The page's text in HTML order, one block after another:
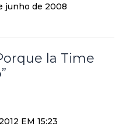
junho de 2008
la Time
EM 15:23